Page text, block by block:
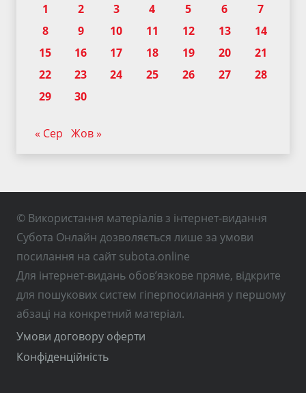
1 2 3 4 5 6
7
8
9 10 11 12 13
14
15
16 17 18 19 20
21
22
23 24 25 26 27
28
29
30
« Сер Жов »
© Використання матеріалів з інтернет-видання
Субота Онлайн дозволяється лише за умови
посилання на сайт subota.online
Для інтернет-видань обов’язкове пряме, відкрите
для пошукових систем гіперпосилання у першому
абзаці на конкретний матеріал.
Умови договору оферти
Конфіденційність